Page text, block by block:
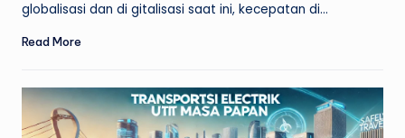
globalisasi dan di gitalisasi saat ini, kecepatan di…
Read More